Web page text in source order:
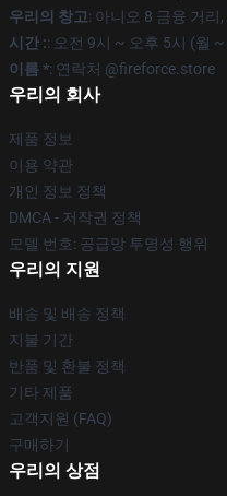
우리의 창고: 아니오 8 금융 거리
시간 :: 오전 9시 ~ 오후 5시 (월 ~
이름 *: 연락처 @fireforce.store
우리의 회사
제품 정보
이용 약관
개인 정보 정책
DMCA - 저작권 정책
모델 번호: 공급망 투명성 행위
우리의 지원
배송 및 배송 정책
지불 기간
반품 및 환불 정책
기타 제품
고객지원 (FAQ)
구매하기
우리의 상점